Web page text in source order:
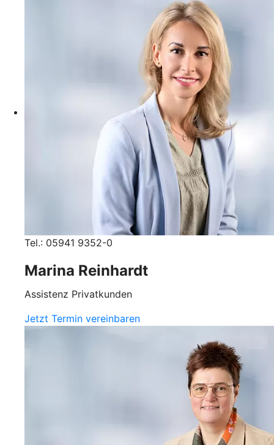
Tel.: 05941 9352-0
Marina Reinhardt
Assistenz Privatkunden
Jetzt Termin vereinbaren